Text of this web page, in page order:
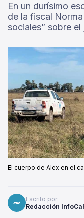
En un durísimo
de la fiscal
sociales” sobre
El cuerpo de Alex en el
Escrito por:
Redacción